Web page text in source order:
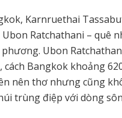
Karnruethai
Ratchathani – quê
Ubon
Bangkok khoảng
nên thơ nhưng cũng
trùng điệp với dòng